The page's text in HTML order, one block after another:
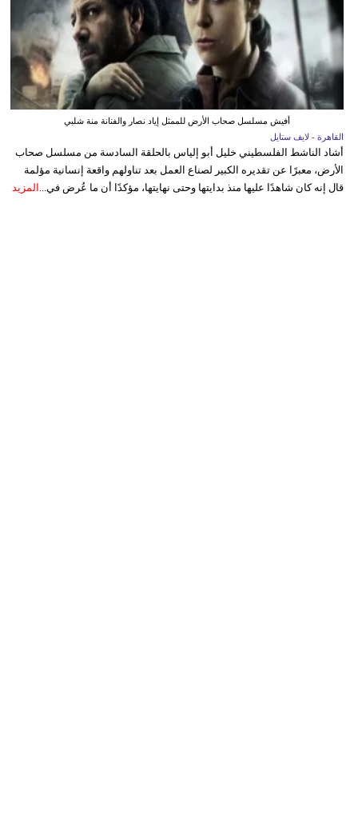
أفيش مسلسل صحاب الأرض للممثل إياد نصار والفنانة منة شلبي
القاهرة - لايف ستايل
أشاد الناشط الفلسطيني خليل أبو إلياس بالحلقة السادسة من مسلسل صحاب
الأرض، معبرًا عن تقديره الكبير لصناع العمل بعد تناولهم واقعة إنسانية مؤلمة
قال إنه كان شاهدًا عليها منذ بدايتها وحتى نهايتها، مؤكدًا أن ما عُرض في... المزيد